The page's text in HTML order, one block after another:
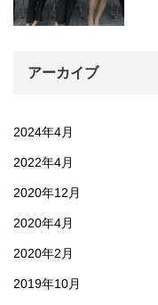
アーカイブ
2024年4月
2022年4月
2020年12月
2020年4月
2020年2月
2019年10月